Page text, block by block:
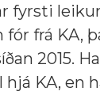
fyrsti
fór frá KA,
2015.
KA, en